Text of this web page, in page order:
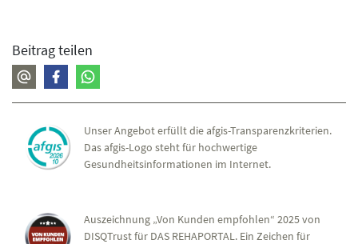
Beitrag teilen
Unser Angebot erfüllt die afgis-Transparenzkriterien.
Das afgis-Logo steht für hochwertige
Gesundheitsinformationen im Internet.
Auszeichnung „Von Kunden empfohlen“ 2025 von
DISQTrust für DAS REHAPORTAL. Ein Zeichen für